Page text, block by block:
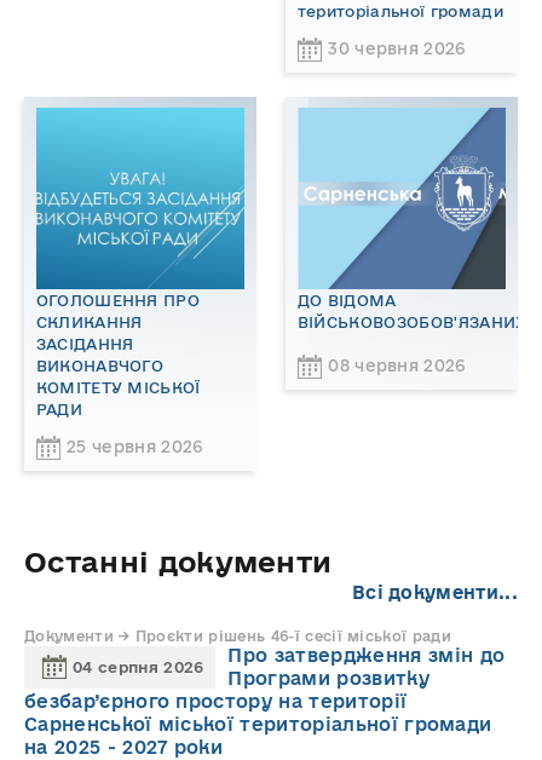
територіальної громади
30 червня 2026
ОГОЛОШЕННЯ ПРО
СКЛИКАННЯ
ЗАСІДАННЯ
ВИКОНАВЧОГО
КОМІТЕТУ МІСЬКОЇ
РАДИ
25 червня 2026
ДО ВІДОМА
ВІЙСЬКОВОЗОБОВ'ЯЗАНИХ!
08 червня 2026
Останні документи
Всі документи...
Документи → Проєкти рішень 46-ї сесії міської ради
04 серпня 2026
Про затвердження змін до
Програми розвитку
безбар’єрного простору на території
Сарненської міської територіальної громади
на 2025 - 2027 роки